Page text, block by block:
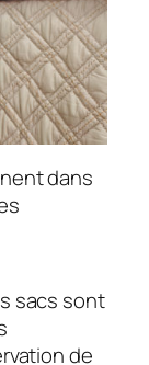
dans
sacs sont
de